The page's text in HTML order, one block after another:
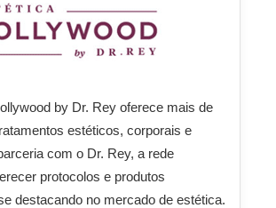
by Dr. Rey oferece mais de
estéticos, corporais e
com o Dr. Rey, a rede
protocolos e produtos
destacando no mercado de estética.